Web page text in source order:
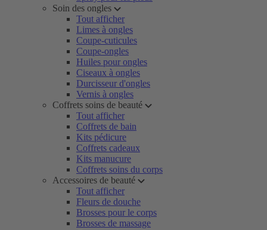
Soin des ongles
Tout afficher
Limes à ongles
Coupe-cuticules
Coupe-ongles
Huiles pour ongles
Ciseaux à ongles
Durcisseur d'ongles
Vernis à ongles
Coffrets soins de beauté
Tout afficher
Coffrets de bain
Kits pédicure
Coffrets cadeaux
Kits manucure
Coffrets soins du corps
Accessoires de beauté
Tout afficher
Fleurs de douche
Brosses pour le corps
Brosses de massage